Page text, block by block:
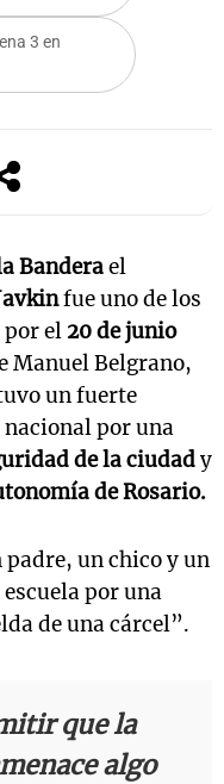
3 en
Banderael
fue uno de los
por el 20 de junio
Manuel Belgrano,
un fuerte
por una
de la ciudady
de Rosario.
un chico y un
por una
de una cárcel”.
que la
algo